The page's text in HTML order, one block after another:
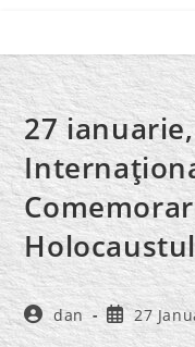
27
Post
author:
dan
Post
published:
27